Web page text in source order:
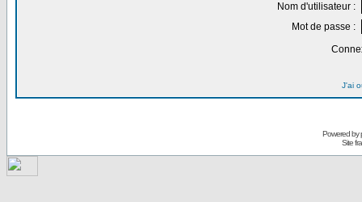
Nom d'utilisateur :
Mot de passe :
J'ai
Powered by
Site